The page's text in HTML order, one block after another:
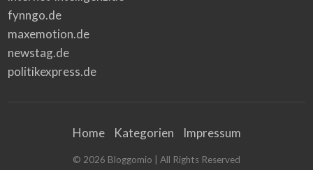
fynngo.de
maxemotion.de
newstag.de
politikexpress.de
Home Kategorien Impressum
© 2026 Bloggomio | All Rights Reserved